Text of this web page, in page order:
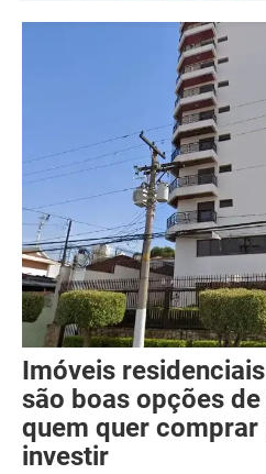
Imóveis
são boas opções
quem quer
investir